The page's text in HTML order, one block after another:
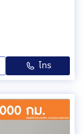
โทร